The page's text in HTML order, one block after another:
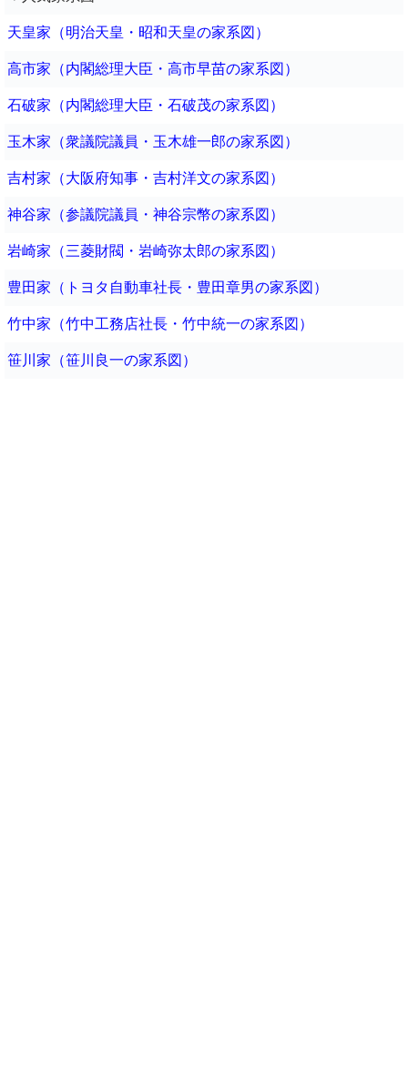
天皇家（明治天皇・昭和天皇の家系図）
高市家（内閣総理大臣・高市早苗の家系図）
石破家（内閣総理大臣・石破茂の家系図）
玉木家（衆議院議員・玉木雄一郎の家系図）
吉村家（大阪府知事・吉村洋文の家系図）
神谷家（参議院議員・神谷宗幣の家系図）
岩崎家（三菱財閥・岩崎弥太郎の家系図）
豊田家（トヨタ自動車社長・豊田章男の家系図）
竹中家（竹中工務店社長・竹中統一の家系図）
笹川家（笹川良一の家系図）